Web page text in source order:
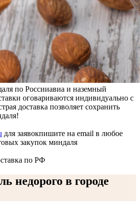
по Россииавиа и наземный
оговариваются индивидуально с
доставка позволяет сохранить
для заявокпишите на email в любое
закупок миндаля
недорого в городе